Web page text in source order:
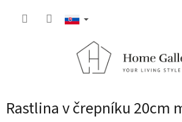
Rastlina v črepníku 20cm